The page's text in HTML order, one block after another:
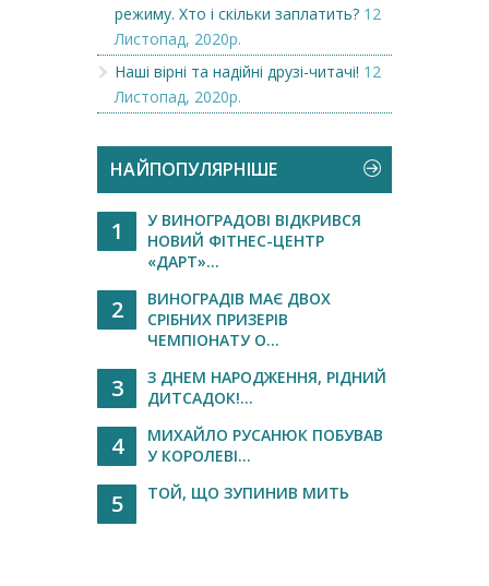
режиму. Хто і скільки заплатить? 12
Листопад, 2020р.
Наші вірні та надійні друзі-читачі! 12
Листопад, 2020р.
НАЙПОПУЛЯРНІШЕ
1
У ВИНОГРАДОВІ ВІДКРИВСЯ
НОВИЙ ФІТНЕС-ЦЕНТР
«ДАРТ»...
2
ВИНОГРАДІВ МАЄ ДВОХ
СРІБНИХ ПРИЗЕРІВ
ЧЕМПІОНАТУ О...
3
З ДНЕМ НАРОДЖЕННЯ, РІДНИЙ
ДИТСАДОК!...
4
МИХАЙЛО РУСАНЮК ПОБУВАВ
У КОРОЛЕВІ...
5 ТОЙ, ЩО ЗУПИНИВ МИТЬ